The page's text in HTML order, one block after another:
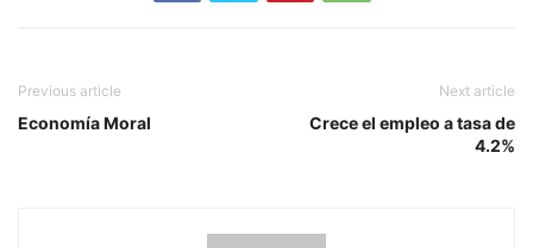
Previous article
Economía Moral
Next article
Crece el empleo a tasa de
4.2%